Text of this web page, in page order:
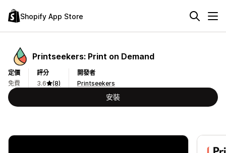
Shopify App Store
Printseekers: Print on Demand
定價
免費
評分
3.6
(8)
開發者
Printseekers
安裝